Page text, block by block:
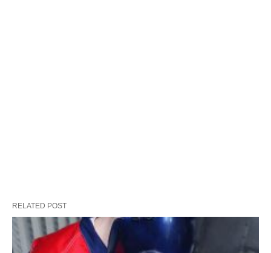
RELATED POST